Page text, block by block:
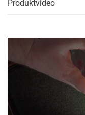
Produktvideo